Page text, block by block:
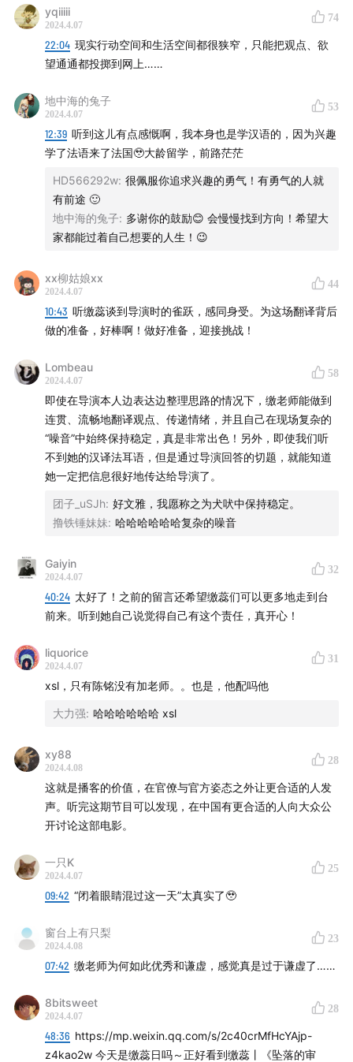
茹斯汀·特里耶 《索尔菲雷诺之战》，2013
【本期剧透】
04:00 在完成《坠落的审判》见面会的翻译工作后，缴蕊
有怎样的感受？
从电影研究者的角度，缴蕊会如何来评价《坠落的审
《坠落的审判》在中国产生的性别议题讨论更加集
中、持久和深入
24:04 法国当代的女性主义者与现在他们最关切的东西
当特里耶落说“性别意识完全是这部电影的核心”时，
特里耶落在谈论的是怎样的性别意识？
33:56 如何定义“女性的创作”
我们应该怎么样去理解文化例外（Culture
Exception）？有哪些关于文化例外的例子?
艺术电影在中国和法国的接受上有哪些相同或不一样
广，主要面临的挑战可能是什么？
【本期音乐】
PRÉLUDE
片尾：Benoit Daniel - VARIATION AUTOUR D'UN
PRÉLUDE, pt. 2
【Logo设计】刘刘（ins: imjanuary）
【文字】曾婉婷
【后期制作】方改则
【互动方式】
微博：@不合时宜TheWeirdo
YouTube：@不合时宜
商务合作可发邮件至hibuheshiyi@126.com或微博私信
yqiiiii
2024.4.07
74
22:04 现实行动空间和生活空间都很狭窄，只能把观点、欲
望通通都投掷到网上……
地中海的兔子
2024.4.07
53
12:39 听到这儿有点感慨啊，我本身也是学汉语的，因为兴趣
学了法语来了法国🥹大龄留学，前路茫茫
HD566292w: 很佩服你追求兴趣的勇气！有勇气的人就
有前途 🙂
地中海的兔子: 多谢你的鼓励😊 会慢慢找到方向！希望大
家都能过着自己想要的人生！😉
xx柳姑娘xx
2024.4.07
44
10:43 听缴蕊谈到导演时的雀跃，感同身受。为这场翻译背后
做的准备，好棒啊！做好准备，迎接挑战！
Lombeau
2024.4.07
58
即使在导演本人边表达边整理思路的情况下，缴老师能做到
连贯、流畅地翻译观点、传递情绪，并且自己在现场复杂的
“噪音”中始终保持稳定，真是非常出色！另外，即使我们听
不到她的汉译法耳语，但是通过导演回答的切题，就能知道
她一定把信息很好地传达给导演了。
团子_uSJh: 好文雅，我愿称之为犬吠中保持稳定。
撸铁锤妹妹: 哈哈哈哈哈哈复杂的噪音
Gaiyin
2024.4.07
32
40:24 太好了！之前的留言还希望缴蕊们可以更多地走到台
前来。听到她自己说觉得自己有这个责任，真开心！
liquorice
2024.4.07
31
xsl，只有陈铭没有加老师。。也是，他配吗他
大力强: 哈哈哈哈哈哈 xsl
xy88
2024.4.08
28
这就是播客的价值，在官僚与官方姿态之外让更合适的人发
声。听完这期节目可以发现，在中国有更合适的人向大众公
开讨论这部电影。
一只K
2024.4.07
25
09:42 “闭着眼睛混过这一天”太真实了🥹
窗台上有只梨
2024.4.08
23
07:42 缴老师为何如此优秀和谦虚，感觉真是过于谦虚了……
8bitsweet
2024.4.07
28
48:36 https://mp.weixin.qq.com/s/2c40crMfHcYAjp-
z4kao2w 今天是缴蕊日吗～正好看到缴蕊丨《坠落的审